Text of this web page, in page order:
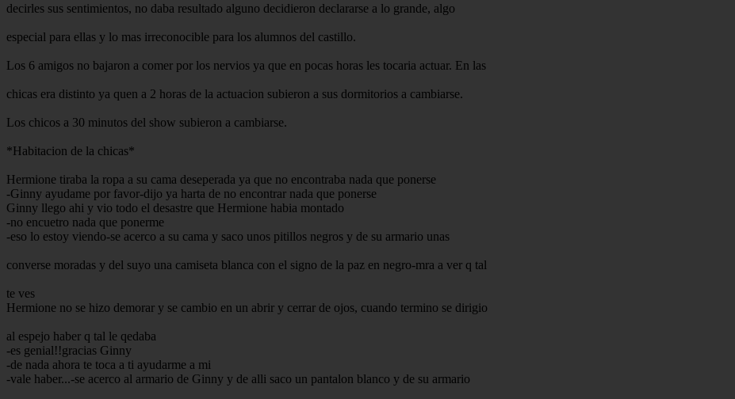
decirles sus sentimientos, no daba resultado alguno decidieron declararse a lo grande, algo
especial para ellas y lo mas irreconocible para los alumnos del castillo.
Los 6 amigos no bajaron a comer por los nervios ya que en pocas horas les tocaria actuar. En las
chicas era distinto ya quen a 2 horas de la actuacion subieron a sus dormitorios a cambiarse.
Los chicos a 30 minutos del show subieron a cambiarse.
*Habitacion de la chicas*
Hermione tiraba la ropa a su cama deseperada ya que no encontraba nada que ponerse
-Ginny ayudame por favor-dijo ya harta de no encontrar nada que ponerse
Ginny llego ahi y vio todo el desastre que Hermione habia montado
-no encuetro nada que ponerme
-eso lo estoy viendo-se acerco a su cama y saco unos pitillos negros y de su armario unas
converse moradas y del suyo una camiseta blanca con el signo de la paz en negro-mra a ver q tal
te ves
Hermione no se hizo demorar y se cambio en un abrir y cerrar de ojos, cuando termino se dirigio
al espejo haber q tal le qedaba
-es genial!!gracias Ginny
-de nada ahora te toca a ti ayudarme a mi
-vale haber...-se acerco al armario de Ginny y de alli saco un pantalon blanco y de su armario